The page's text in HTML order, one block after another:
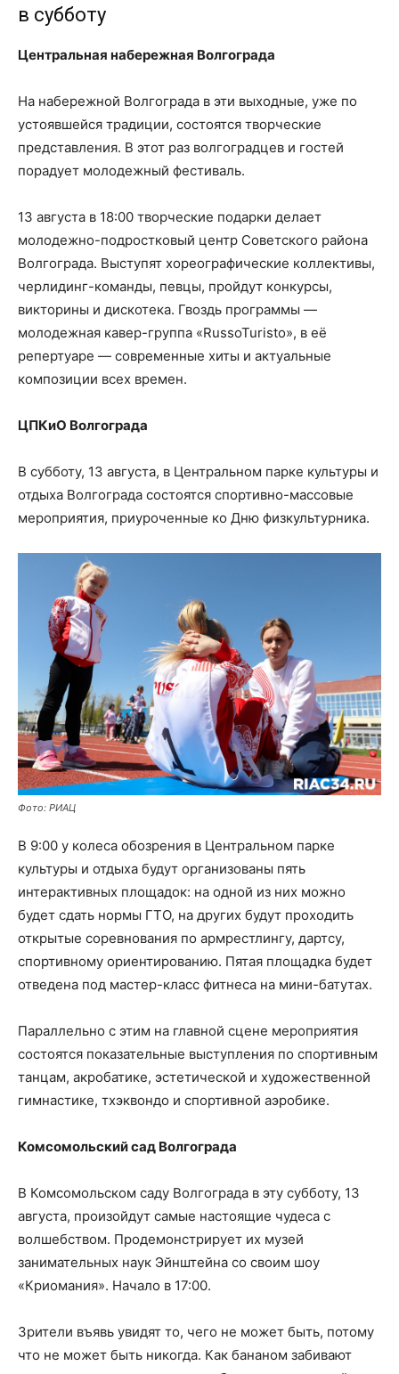
в субботу
Центральная набережная Волгограда
На набережной Волгограда в эти выходные, уже по
устоявшейся традиции, состоятся творческие
представления. В этот раз волгоградцев и гостей
порадует молодежный фестиваль.
13 августа в 18:00 творческие подарки делает
молодежно-подростковый центр Советского района
Волгограда. Выступят хореографические коллективы,
черлидинг-команды, певцы, пройдут конкурсы,
викторины и дискотека. Гвоздь программы —
молодежная кавер-группа «RussoTuristo», в её
репертуаре — современные хиты и актуальные
композиции всех времен.
ЦПКиО Волгограда
В субботу, 13 августа, в Центральном парке культуры и
отдыха Волгограда состоятся спортивно-массовые
мероприятия, приуроченные ко Дню физкультурника.
Фото: РИАЦ
В 9:00 у колеса обозрения в Центральном парке
культуры и отдыха будут организованы пять
интерактивных площадок: на одной из них можно
будет сдать нормы ГТО, на других будут проходить
открытые соревнования по армрестлингу, дартсу,
спортивному ориентированию. Пятая площадка будет
отведена под мастер-класс фитнеса на мини-батутах.
Параллельно с этим на главной сцене мероприятия
состоятся показательные выступления по спортивным
танцам, акробатике, эстетической и художественной
гимнастике, тхэквондо и спортивной аэробике.
Комсомольский сад Волгограда
В Комсомольском саду Волгограда в эту субботу, 13
августа, произойдут самые настоящие чудеса с
волшебством. Продемонстрирует их музей
занимательных наук Эйнштейна со своим шоу
«Криомания». Начало в 17:00.
Зрители въявь увидят то, чего не может быть, потому
что не может быть никогда. Как бананом забивают